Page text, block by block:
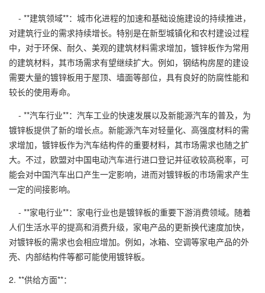
- **建筑领域**：城市化进程的加速和基础设施建设的持续推进，
对建筑行业的需求持续增长。特别是在新型城镇化和农村建设过程
中，对于环保、耐久、美观的建筑材料需求增加，镀锌板作为常用
的建筑材料，其市场需求有望继续扩大。例如，钢结构房屋的建设
需要大量的镀锌板用于屋顶、墙面等部位，具有良好的防腐性能和
较长的使用寿命。
- **汽车行业**：汽车工业的快速发展以及新能源汽车的普及，为
镀锌板提供了新的增长点。新能源汽车对轻量化、高强度材料的需
求增加，镀锌板作为汽车结构件的重要材料，其市场需求也随之扩
大。不过，欧盟对中国电动汽车进行进口登记并征收较高税率，可
能会对中国汽车出口产生一定影响，进而对镀锌板的市场需求产生
一定的间接影响。
- **家电行业**：家电行业也是镀锌板的重要下游消费领域。随着
人们生活水平的提高和消费升级，家电产品的更新换代速度加快，
对镀锌板的需求也会相应增加。例如，冰箱、空调等家电产品的外
壳、内部结构件等都可能使用镀锌板。
2. **供给方面**：